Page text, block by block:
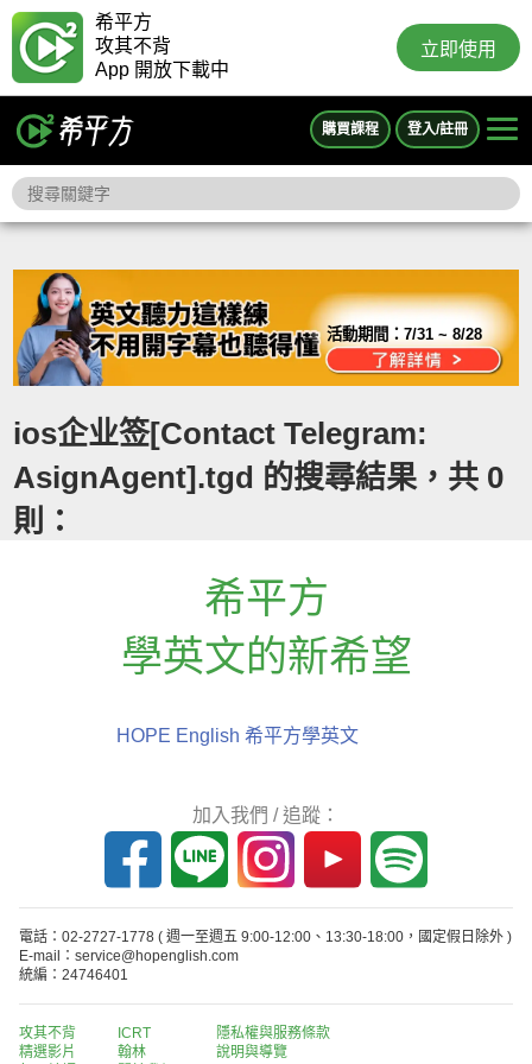
希平方
攻其不背
App 開放下載中
立即使用
購買課程 登入/註冊
活動期間：7/31 ~ 8/28
ios企业签[Contact Telegram:
AsignAgent].tgd 的搜尋結果，共 0
則：
希平方
學英文的新希望
HOPE English 希平方學英文
加入我們 / 追蹤：
電話：02-2727-1778 ( 週一至週五 9:00-12:00、13:30-18:00，國定假日除外 )
E-mail：service@hopenglish.com
統編：24746401
攻其不背
精選影片
ICRT
翰林
隱私權與服務條款
說明與導覽